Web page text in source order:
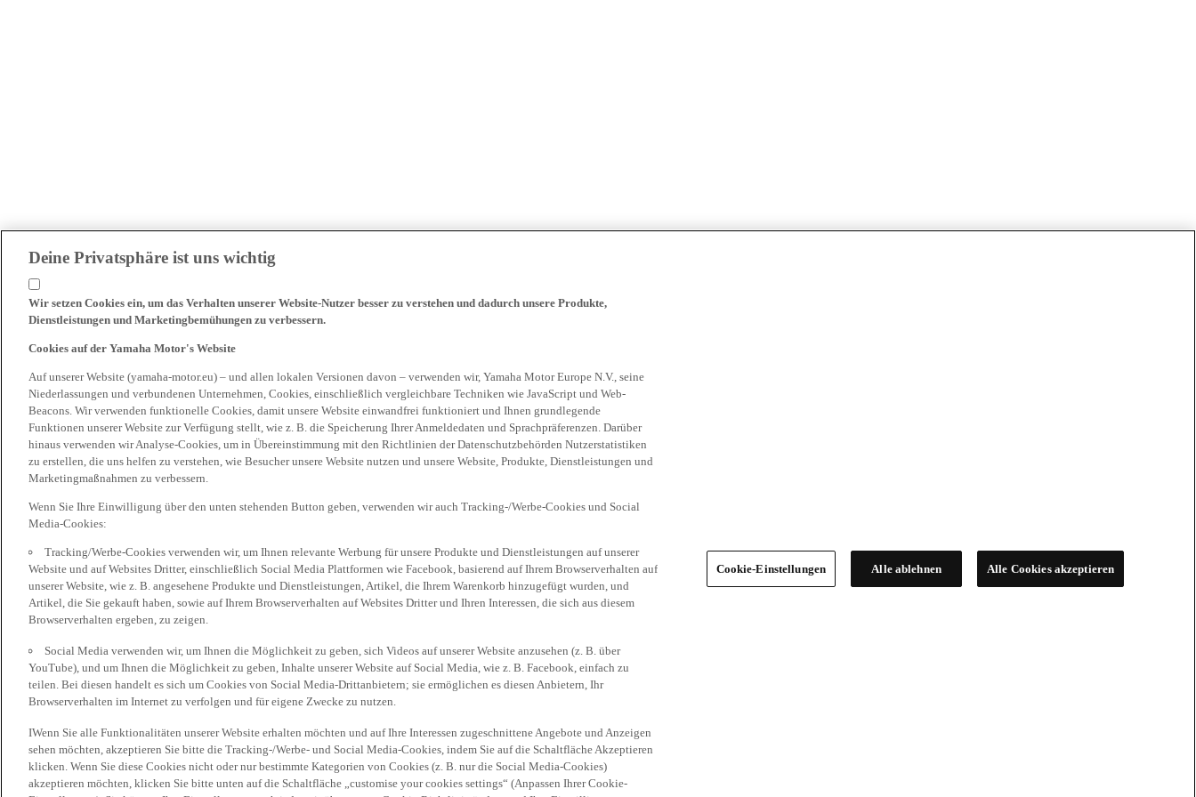
Deine Privatsphäre ist uns wichtig
Wir setzen Cookies ein, um das Verhalten unserer Website-Nutzer besser zu verstehen und dadurch unsere Produkte,
Dienstleistungen und Marketingbemühungen zu verbessern.
Cookies auf der Yamaha Motor's Website
Auf unserer Website (yamaha-motor.eu) – und allen lokalen Versionen davon – verwenden wir, Yamaha Motor Europe N.V., seine
Niederlassungen und verbundenen Unternehmen, Cookies, einschließlich vergleichbare Techniken wie JavaScript und Web-
Beacons. Wir verwenden funktionelle Cookies, damit unsere Website einwandfrei funktioniert und Ihnen grundlegende
Funktionen unserer Website zur Verfügung stellt, wie z. B. die Speicherung Ihrer Anmeldedaten und Sprachpräferenzen. Darüber
hinaus verwenden wir Analyse-Cookies, um in Übereinstimmung mit den Richtlinien der Datenschutzbehörden Nutzerstatistiken
zu erstellen, die uns helfen zu verstehen, wie Besucher unsere Website nutzen und unsere Website, Produkte, Dienstleistungen und
Marketingmaßnahmen zu verbessern.
Wenn Sie Ihre Einwilligung über den unten stehenden Button geben, verwenden wir auch Tracking-/Werbe-Cookies und Social
Media-Cookies:
Tracking/Werbe-Cookies verwenden wir, um Ihnen relevante Werbung für unsere Produkte und Dienstleistungen auf unserer
Website und auf Websites Dritter, einschließlich Social Media Plattformen wie Facebook, basierend auf Ihrem Browserverhalten auf
unserer Website, wie z. B. angesehene Produkte und Dienstleistungen, Artikel, die Ihrem Warenkorb hinzugefügt wurden, und
Artikel, die Sie gekauft haben, sowie auf Ihrem Browserverhalten auf Websites Dritter und Ihren Interessen, die sich aus diesem
Browserverhalten ergeben, zu zeigen.
Social Media verwenden wir, um Ihnen die Möglichkeit zu geben, sich Videos auf unserer Website anzusehen (z. B. über
YouTube), und um Ihnen die Möglichkeit zu geben, Inhalte unserer Website auf Social Media, wie z. B. Facebook, einfach zu
teilen. Bei diesen handelt es sich um Cookies von Social Media-Drittanbietern; sie ermöglichen es diesen Anbietern, Ihr
Browserverhalten im Internet zu verfolgen und für eigene Zwecke zu nutzen.
IWenn Sie alle Funktionalitäten unserer Website erhalten möchten und auf Ihre Interessen zugeschnittene Angebote und Anzeigen
sehen möchten, akzeptieren Sie bitte die Tracking-/Werbe- und Social Media-Cookies, indem Sie auf die Schaltfläche Akzeptieren
klicken. Wenn Sie diese Cookies nicht oder nur bestimmte Kategorien von Cookies (z. B. nur die Social Media-Cookies)
akzeptieren möchten, klicken Sie bitte unten auf die Schaltfläche „customise your cookies settings“ (Anpassen Ihrer Cookie-
Cookie-Einstellungen Alle ablehnen Alle Cookies akzeptieren